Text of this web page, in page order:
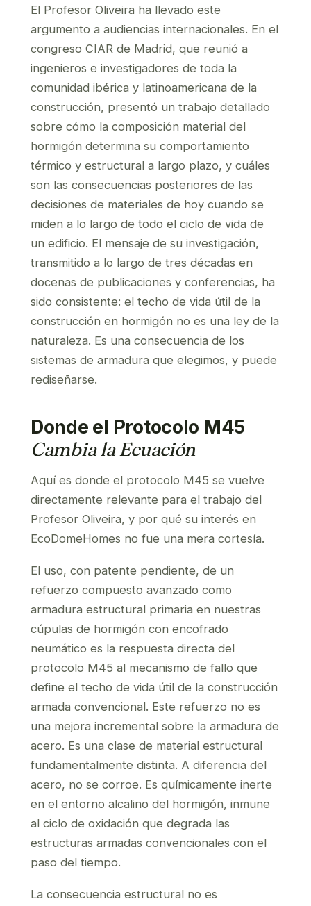
El Profesor Oliveira ha llevado este
argumento a audiencias internacionales. En el
congreso CIAR de Madrid, que reunió a
ingenieros e investigadores de toda la
comunidad ibérica y latinoamericana de la
construcción, presentó un trabajo detallado
sobre cómo la composición material del
hormigón determina su comportamiento
térmico y estructural a largo plazo, y cuáles
son las consecuencias posteriores de las
decisiones de materiales de hoy cuando se
miden a lo largo de todo el ciclo de vida de
un edificio. El mensaje de su investigación,
transmitido a lo largo de tres décadas en
docenas de publicaciones y conferencias, ha
sido consistente: el techo de vida útil de la
construcción en hormigón no es una ley de la
naturaleza. Es una consecuencia de los
sistemas de armadura que elegimos, y puede
rediseñarse.
Donde el Protocolo M45
Cambia la Ecuación
Aquí es donde el protocolo M45 se vuelve
directamente relevante para el trabajo del
Profesor Oliveira, y por qué su interés en
EcoDomeHomes no fue una mera cortesía.
El uso, con patente pendiente, de un
refuerzo compuesto avanzado como
armadura estructural primaria en nuestras
cúpulas de hormigón con encofrado
neumático es la respuesta directa del
protocolo M45 al mecanismo de fallo que
define el techo de vida útil de la construcción
armada convencional. Este refuerzo no es
una mejora incremental sobre la armadura de
acero. Es una clase de material estructural
fundamentalmente distinta. A diferencia del
acero, no se corroe. Es químicamente inerte
en el entorno alcalino del hormigón, inmune
al ciclo de oxidación que degrada las
estructuras armadas convencionales con el
paso del tiempo.
La consecuencia estructural no es